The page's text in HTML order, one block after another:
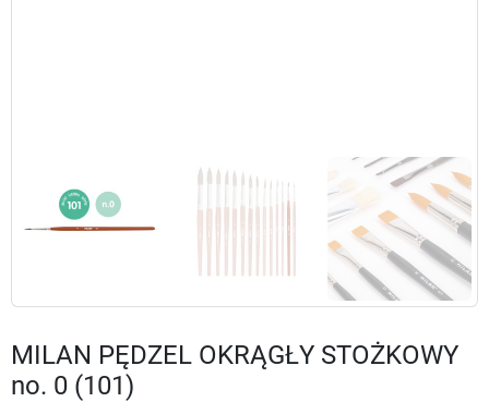
MILAN PĘDZEL OKRĄGŁY STOŻKOWY
no. 0 (101)